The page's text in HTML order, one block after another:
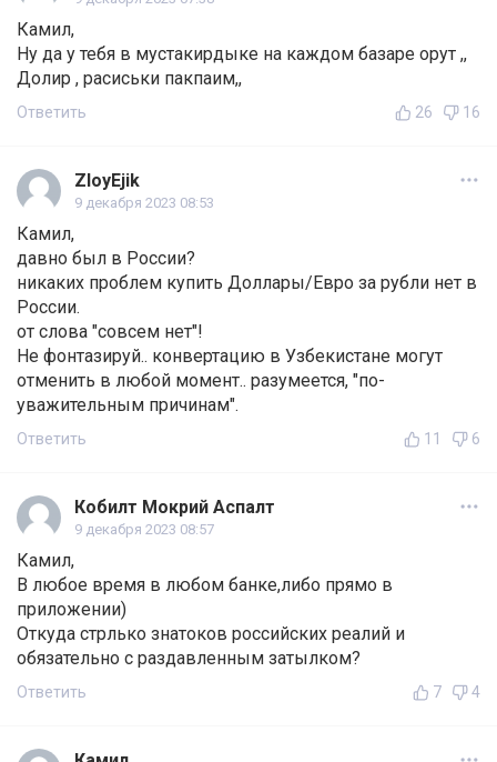
Камил,
Ну да у тебя в мустакирдыке на каждом базаре орут ,,
Долир , расиськи пакпаим,,
Ответить 26 16
ZloyEjik
9 декабря 2023 08:53
Камил,
давно был в России?
никаких проблем купить Доллары/Евро за рубли нет в
России.
от слова "совсем нет"!
Не фонтазируй.. конвертацию в Узбекистане могут
отменить в любой момент.. разумеется, "по-
уважительным причинам".
Ответить 11 6
Кобилт Мокрий Аспалт
9 декабря 2023 08:57
Камил,
В любое время в любом банке,либо прямо в
приложении)
Откуда стрлько знатоков российских реалий и
обязательно с раздавленным затылком?
Ответить 7 4